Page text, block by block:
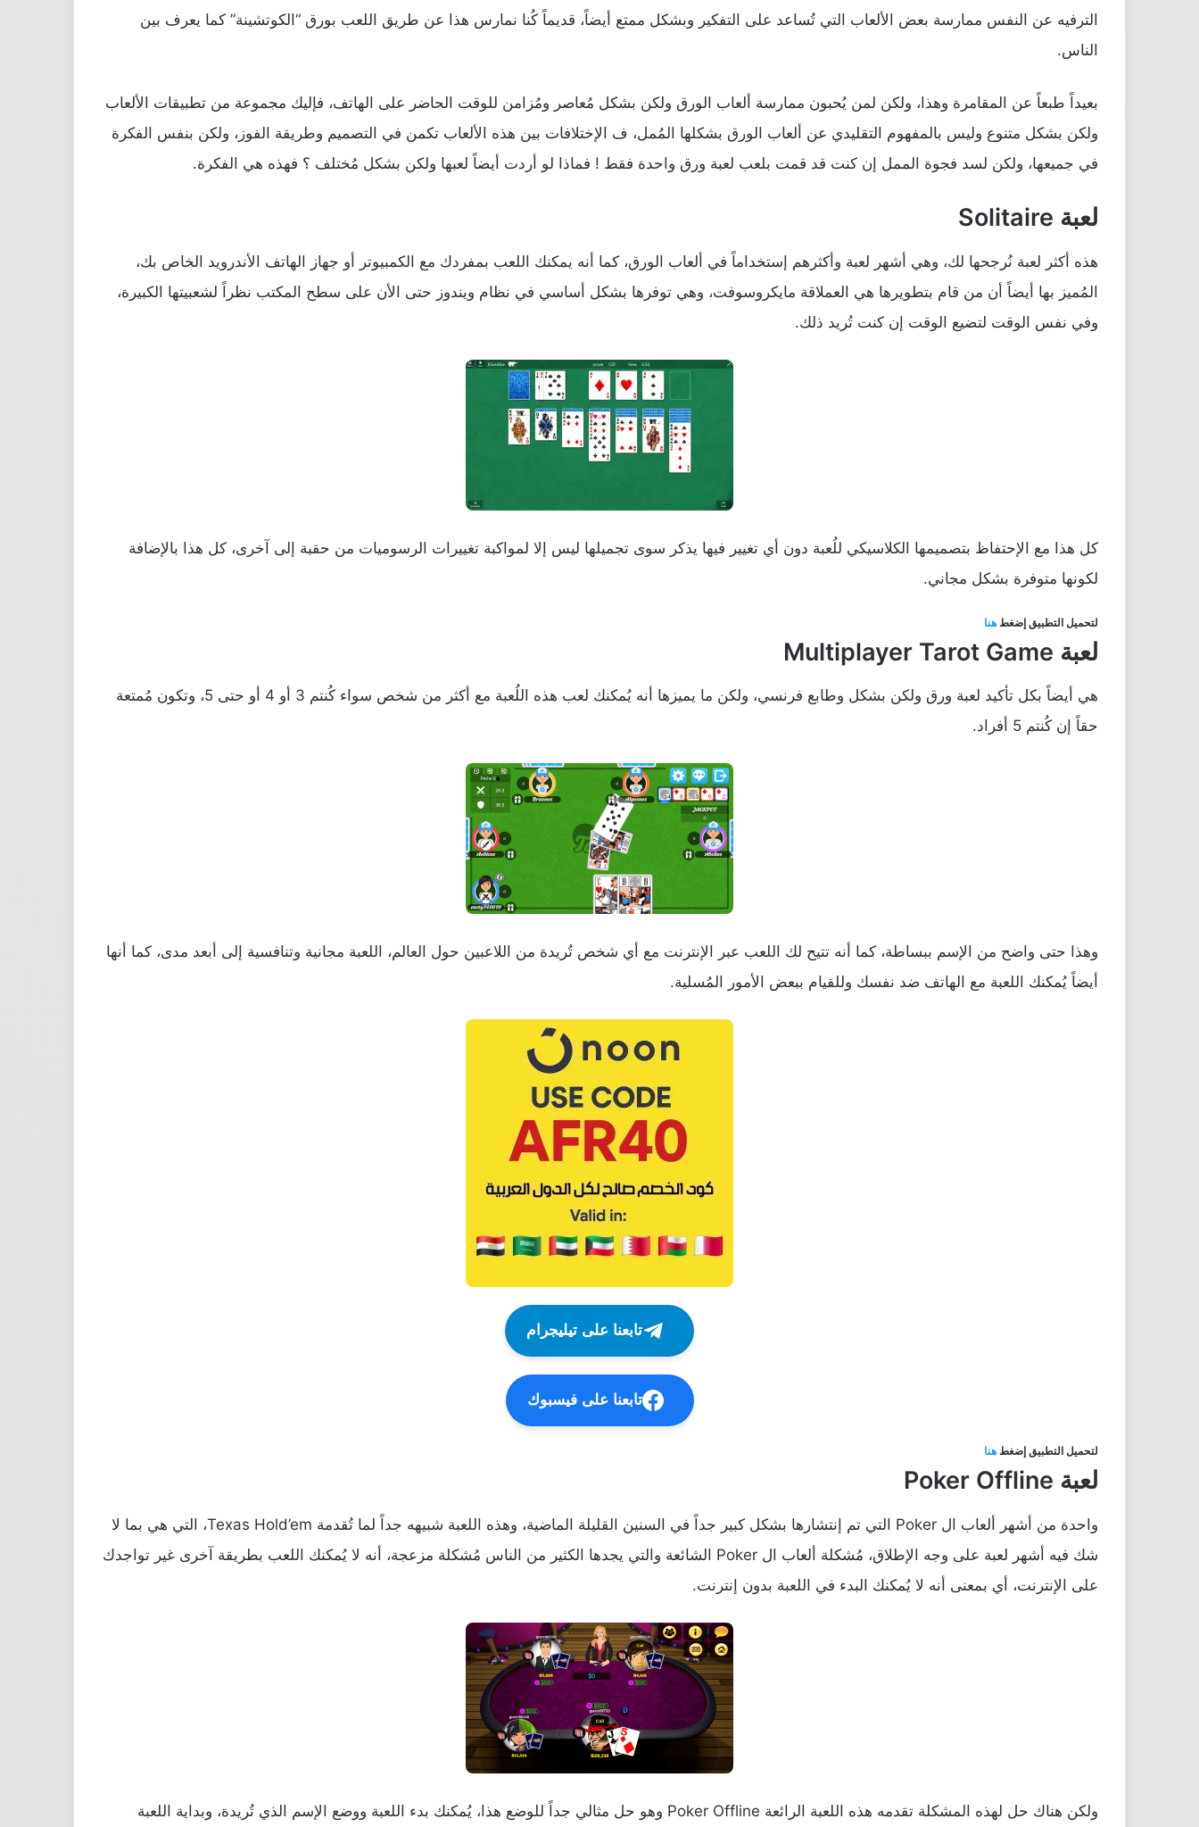
الترفيه عن النفس ممارسة بعض الألعاب التي تُساعد على التفكير وبشكل ممتع أيضاً، قديماً كُنا نمارس هذا عن طريق اللعب بورق “الكوتشينة” كما يعرف بين
الناس.
بعيداً طبعاً عن المقامرة وهذا، ولكن لمن يُحبون ممارسة ألعاب الورق ولكن بشكل مُعاصر ومُزامن للوقت الحاضر على الهاتف، فإليك مجموعة من تطبيقات الألعاب
ولكن بشكل متنوع وليس بالمفهوم التقليدي عن ألعاب الورق بشكلها المُمل، ف الإختلافات بين هذه الألعاب تكمن في التصميم وطريقة الفوز، ولكن بنفس الفكرة
في جميعها، ولكن لسد فجوة الممل إن كنت قد قمت بلعب لعبة ورق واحدة فقط ! فماذا لو أردت أيضاً لعبها ولكن بشكل مُختلف ؟ فهذه هي الفكرة.
لعبة Solitaire
هذه أكثر لعبة نُرجحها لك، وهي أشهر لعبة وأكثرهم إستخداماً في ألعاب الورق، كما أنه يمكنك اللعب بمفردك مع الكمبيوتر أو جهاز الهاتف الأندرويد الخاص بك،
المُميز بها أيضاً أن من قام بتطويرها هي العملاقة مايكروسوفت، وهي توفرها بشكل أساسي في نظام ويندوز حتى الأن على سطح المكتب نظراً لشعبيتها الكبيرة،
وفي نفس الوقت لتضيع الوقت إن كنت تُريد ذلك.
كل هذا مع الإحتفاظ بتصميمها الكلاسيكي للُعبة دون أي تغيير فيها يذكر سوى تجميلها ليس إلا لمواكبة تغييرات الرسوميات من حقبة إلى آخرى، كل هذا بالإضافة
لكونها متوفرة بشكل مجاني.
لتحميل التطبيق إضغطهنا
لعبة Multiplayer Tarot Game
هي أيضاً بكل تأكيد لعبة ورق ولكن بشكل وطابع فرنسي، ولكن ما يميزها أنه يُمكنك لعب هذه اللُعبة مع أكثر من شخص سواء كُنتم 3 أو 4 أو حتى 5، وتكون مُمتعة
حقاً إن كُنتم 5 أفراد.
وهذا حتى واضح من الإسم ببساطة، كما أنه تتيح لك اللعب عبر الإنترنت مع أي شخص تُريدة من اللاعبين حول العالم، اللعبة مجانية وتنافسية إلى أبعد مدى، كما أنها
أيضاً يُمكنك اللعبة مع الهاتف ضد نفسك وللقيام ببعض الأمور المُسلية.
تابعنا على تيليجرام
تابعنا على فيسبوك
لتحميل التطبيق إضغطهنا
لعبة Poker Offline
واحدة من أشهر ألعاب ال Poker التي تم إنتشارها بشكل كبير جداً في السنين القليلة الماضية، وهذه اللعبة شبيهه جداً لما تُقدمة Texas Hold’em، التي هي بما لا
شك فيه أشهر لعبة على وجه الإطلاق، مُشكلة ألعاب ال Poker الشائعة والتي يجدها الكثير من الناس مُشكلة مزعجة، أنه لا يُمكنك اللعب بطريقة آخرى غير تواجدك
على الإنترنت، أي بمعنى أنه لا يُمكنك البدء في اللعبة بدون إنترنت.
ولكن هناك حل لهذه المشكلة تقدمه هذه اللعبة الرائعة Poker Offline وهو حل مثالي جداً للوضع هذا، يُمكنك بدء اللعبة ووضع الإسم الذي تُريدة، وبداية اللعبة